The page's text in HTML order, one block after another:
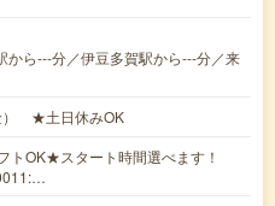
から---分／伊豆多賀駅から---分／来
） ★土日休みOK
トOK★スタート時間選べます！